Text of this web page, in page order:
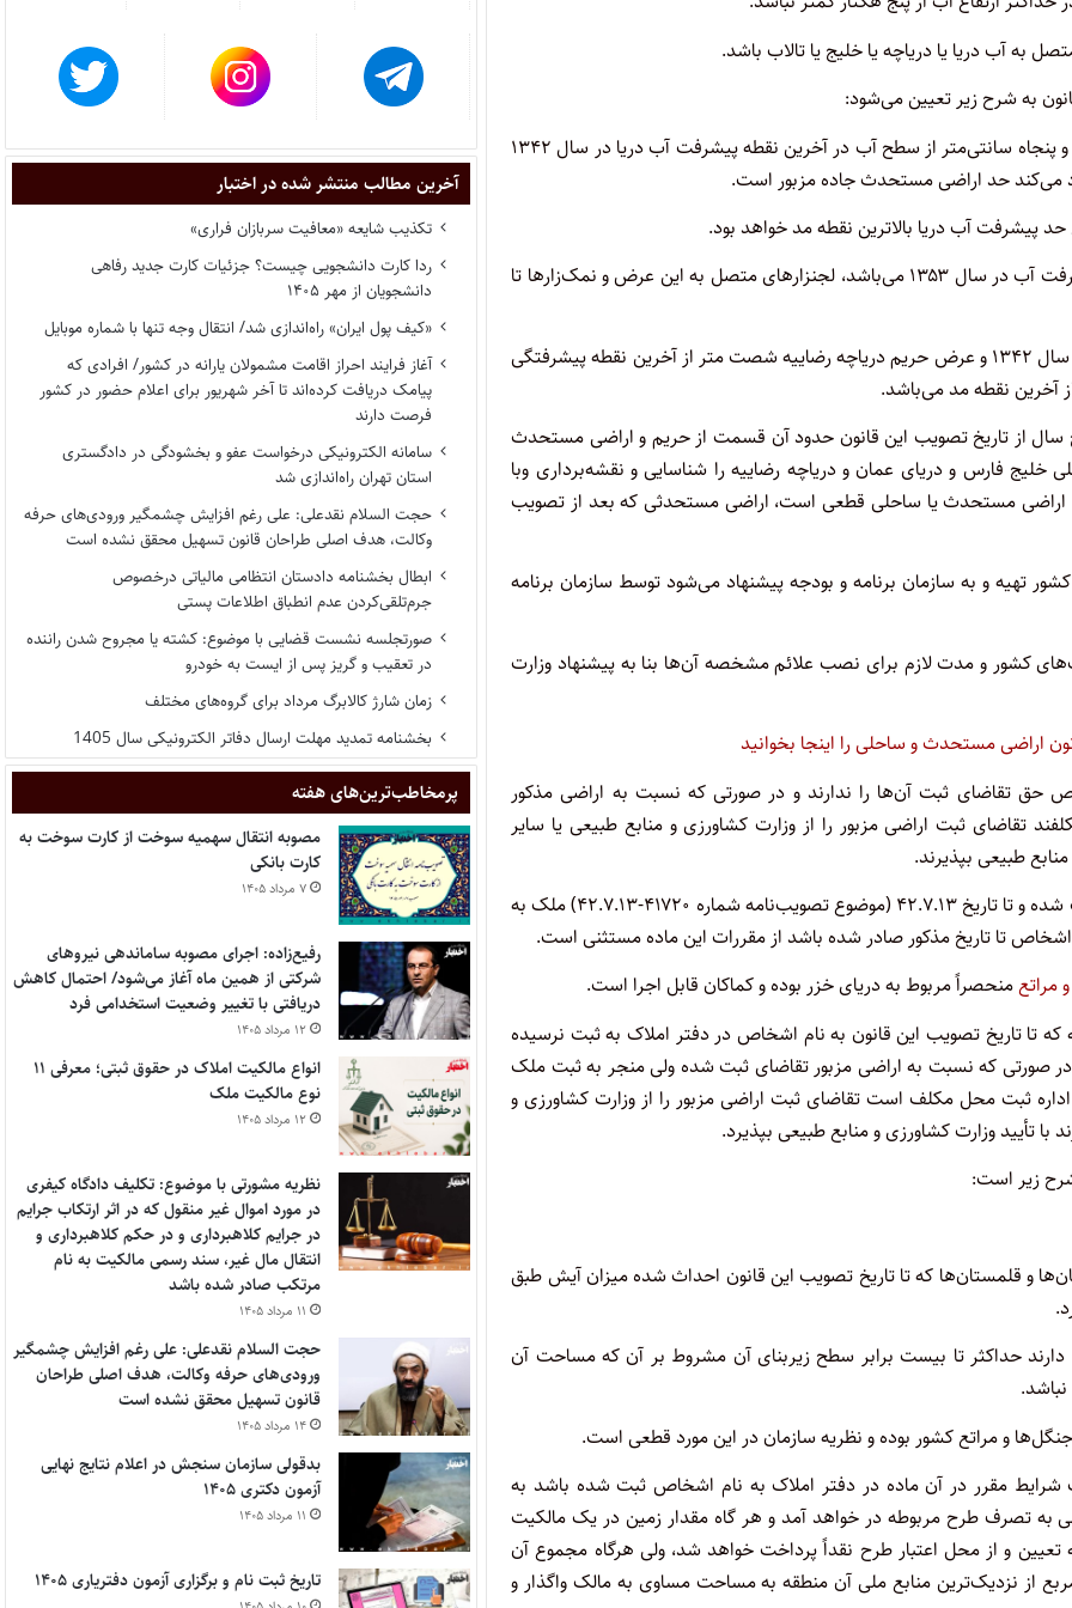
آب دریا یا دریاچه یا خلیج یا تالاب باشد.
به شرح زیر تعیین می‌شود:
‌الف- عرض اراضی مستحدث دریای خزر خط ترازیست به ارتفاع یکصد و پنجاه سانتی‌متر از سطح آب در آخرین نقطه پیشرفت آب دریا در سال ۱۳۴۲
می‌کند حد اراضی مستحدث جاده مزبور است.
پیشرفت آب دریا بالاترین نقطه مد خواهد بود.
ج- عرض اراضی ساحلی دریاچه رضاییه یک هزار متر از آخرین حد پیشرفت آب در سال ۱۳۵۳ می‌باشد، لجنزارهای متصل به این عرض و نمک‌زارها تا
‌د- عرض حریم دریای خزر شصت متر از آخرین نقطه پیشرفتگی آب در سال ۱۳۴۲ و عرض حریم دریاچه رضاییه شصت متر از آخرین نقطه پیشرفتگی
از تاریخ تصویب این قانون حدود آن قسمت از حریم و اراضی مستحدث
فارس و دریای عمان و دریاچه رضاییه را شناسایی و نقشه‌برداری وبا
مستحدث یا ساحلی قطعی است، اراضی مستحدثی که بعد از تصویب
تهیه و به سازمان برنامه و بودجه پیشنهاد می‌شود توسط سازمان برنامه
کشور و مدت لازم برای نصب علائم مشخصه آن‌ها بنا به پیشنهاد‌ وزارت
تقاضای ثبت آن‌ها را ندارند و در صورتی که نسبت به اراضی مذکور
ثبت اراضی مزبور را از وزارت کشاورزی و منابع طبیعی یا سایر
طبیعی بپذیرند.
اراضی مستحدث دریای خزر که از طرف اشخاص تقاضای ثبت شده و تا تاریخ ۴۲.۷.۱۳ (‌موضوع تصویب‌نامه شماره ۴۱۷۲۰-۴۲.۷.۱۳) ملک به
تا تاریخ مذکور صادر شده باشد از مقررات این ماده مستثنی است.
مراتعمنحصراً مربوط به دریای خزر بوده و کماکان قابل اجرا است.
تا تاریخ تصویب این قانون به نام اشخاص در دفتر املاک به ثبت نرسیده
صورتی که نسبت به اراضی مزبور تقاضای ثبت شده ولی منجر به ثبت ملک
ثبت محل مکلف است تقاضای ثبت اراضی مزبور را از وزارت کشاورزی و
تأیید وزارت کشاورزی و منابع طبیعی بپذیرد.
زیر است:
و قلمستان‌ها که تا تاریخ تصویب این قانون احداث شده میزان آیش طبق
حداکثر تا بیست برابر سطح زیربنای آن مشروط بر آن که مساحت آن
و مراتع کشور بوده و نظریه سازمان در این مورد قطعی است.
۴ این قانون که با رعایت شرایط مقرر در آن ماده در دفتر املاک به نام اشخاص ثبت شده باشد به
تصرف طرح مربوطه در خواهد آمد و هر گاه مقدار زمین در یک مالکیت
بودجه تعیین و از محل اعتبار طرح نقداً پرداخت خواهد شد، ولی هرگاه مجموع آن
از ۱۰۰۰ متر مربع باشد بیشتر باشد مازاد بر ۱۰۰۰ متر مربع از نزدیک‌ترین منابع ملی آن منطقه به مساحت مساوی به مالک واگذار و
آخرین مطالب منتشر شده در اختبار
تکذیب شایعه «معافیت سربازان فراری»
ردا کارت دانشجویی چیست؟ جزئیات کارت جدید رفاهی
دانشجویان از مهر ۱۴۰۵
«کیف پول ایران» راه‌اندازی شد/ انتقال وجه تنها با شماره موبایل
آغاز فرایند احراز اقامت مشمولان یارانه در کشور/ افرادی که
پیامک دریافت کرده‌اند تا آخر شهریور برای اعلام حضور در کشور
فرصت دارند
سامانه الکترونیکی درخواست عفو و بخشودگی در دادگستری
استان تهران راه‌اندازی شد
حجت السلام نقدعلی: علی رغم افزایش چشمگیر ورودی‌های حرفه
وکالت، هدف اصلی طراحان قانون تسهیل محقق نشده است
ابطال بخشنامه دادستان انتظامی مالیاتی درخصوص
جرم‌تلقی‌کردن عدم انطباق اطلاعات پستی
صورتجلسه نشست قضایی با موضوع: کشته یا مجروح شدن راننده
در تعقیب و گریز پس از ایست به خودرو
زمان شارژ کالابرگ مرداد برای گروه‌های مختلف
بخشنامه تمدید مهلت ارسال دفاتر الکترونیکی سال 1405
پر‌مخاطب‌ترین‌های هفته
مصوبه انتقال سهمیه سوخت از کارت سوخت به
کارت بانکی
۷ مرداد ۱۴۰۵
رفیع‌زاده: اجرای مصوبه ساماندهی نیروهای
شرکتی از همین ماه آغاز می‌شود/ احتمال کاهش
دریافتی با تغییر وضعیت استخدامی فرد
۱۲ مرداد ۱۴۰۵
انواع مالکیت املاک در حقوق ثبتی؛ معرفی ۱۱
نوع مالکیت ملک
۱۲ مرداد ۱۴۰۵
نظریه مشورتی با موضوع: تکلیف دادگاه کیفری
در مورد اموال غیر منقول که در اثر ارتکاب جرایم
در جرایم کلاهبرداری و در حکم کلاهبرداری و
انتقال مال غیر، سند رسمی مالکیت به نام
مرتکب صادر شده باشد
۱۱ مرداد ۱۴۰۵
حجت السلام نقدعلی: علی رغم افزایش چشمگیر
ورودی‌های حرفه وکالت، هدف اصلی طراحان
قانون تسهیل محقق نشده است
۱۴ مرداد ۱۴۰۵
بدقولی سازمان سنجش در اعلام نتایج نهایی
آزمون دکتری ۱۴۰۵
۱۱ مرداد ۱۴۰۵
تاریخ ثبت نام و برگزاری آزمون دفتریاری ۱۴۰۵